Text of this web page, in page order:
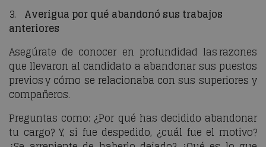
3. Averigua por qué abandonó sus trabajos
anteriores
Asegúrate de conocer en profundidad las razones
que llevaron al candidato a abandonar sus puestos
previos y cómo se relacionaba con sus superiores y
compañeros.
Preguntas como: ¿Por qué has decidido abandonar
tu cargo? Y, si fue despedido, ¿cuál fue el motivo?